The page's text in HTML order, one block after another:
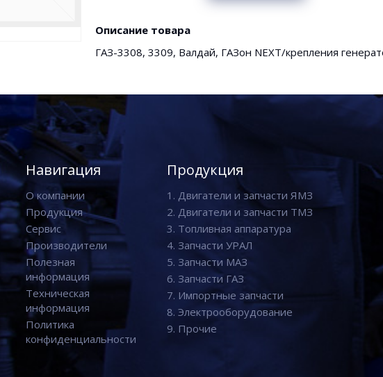
Описание товара
ГАЗ-3308, 3309, Валдай, ГАЗон NEXT/крепления
Навигация
О компании
Продукция
Сервис
Производители
Полезная
информация
Техническая
информация
Политика
конфиденциальности
Продукция
1. Двигатели и запчасти ЯМЗ
2. Двигатели и запчасти ТМЗ
3. Топливная аппаратура
4. Запчасти УРАЛ
5. Запчасти МАЗ
6. Запчасти ГАЗ
7. Импортные запчасти
8. Электрооборудование
9. Прочие